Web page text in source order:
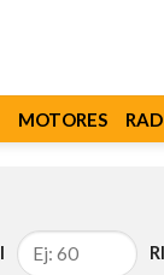
MOTORES